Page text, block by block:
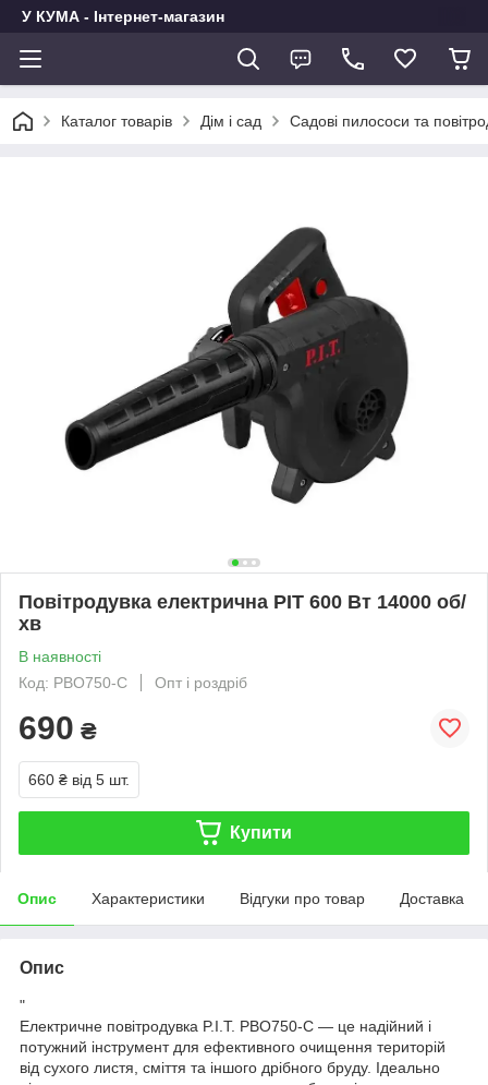
У КУМА - Інтернет-магазин
Каталог товарів Дім і сад Садові пилососи та
Повітродувка електрична PIT 600 Вт 14000 об/
хв
В наявності
Код: PBO750-C
Опт і роздріб
690 ₴
660 ₴ від 5 шт.
Купити
Опис Характеристики Відгуки про товар Доставка
Опис
"
Електричне повітродувка P.I.T. PBO750-C — це надійний і
потужний інструмент для ефективного очищення територій
від сухого листя, сміття та іншого дрібного бруду. Ідеально